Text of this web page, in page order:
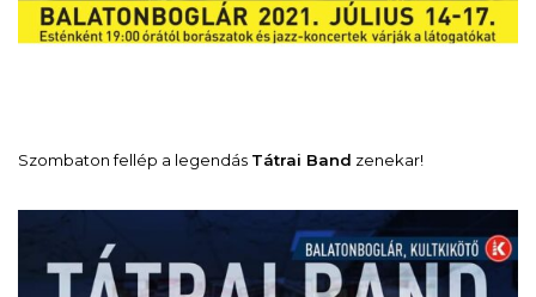
Szombaton fellép a legendás Tátrai Band zenekar!